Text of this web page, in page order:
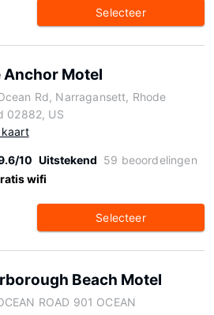
Selecteer
Anchor Motel
Rd, Narragansett, Rhode
02882, US
kaart
10 Uitstekend 59 beoordelingen
wifi
Selecteer
Beach Motel
ROAD 901 OCEAN